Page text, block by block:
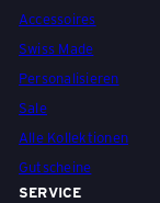
Accessoires
Swiss Made
Personalisieren
Sale
Alle Kollektionen
Gutscheine
SERVICE